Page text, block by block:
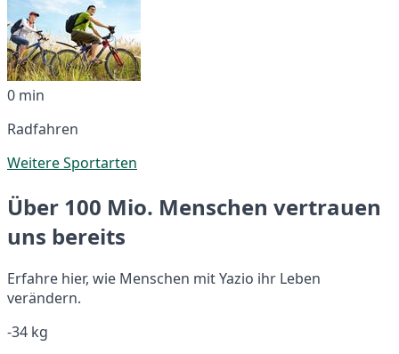
0 min
Radfahren
Weitere Sportarten
Über 100 Mio. Menschen vertrauen
uns bereits
Erfahre hier, wie Menschen mit Yazio ihr Leben
verändern.
-34 kg